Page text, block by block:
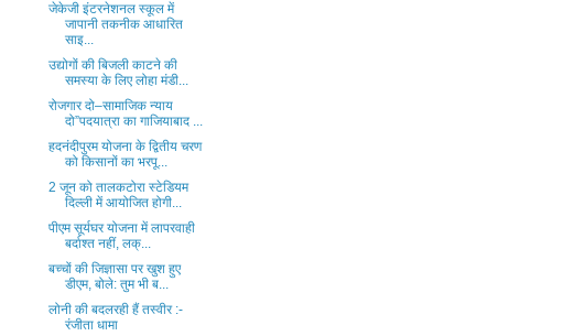
जेकेजी इंटरनेशनल स्कूल में
जापानी तकनीक आधारित
साइ...
उद्योगों की बिजली काटने की
समस्या के लिए लोहा मंडी...
रोजगार दो–सामाजिक न्याय
दो”पदयात्रा का गाजियाबाद ...
हदनंदीपुरम योजना के द्वितीय चरण
को किसानों का भरपू...
2 जून को तालकटोरा स्टेडियम
दिल्ली में आयोजित होगी...
पीएम सूर्यघर योजना में लापरवाही
बर्दाश्त नहीं, लक्...
बच्चों की जिज्ञासा पर खुश हुए
डीएम, बोले: तुम भी ब...
लोनी की बदलरही हैं तस्वीर :-
रंजीता धामा